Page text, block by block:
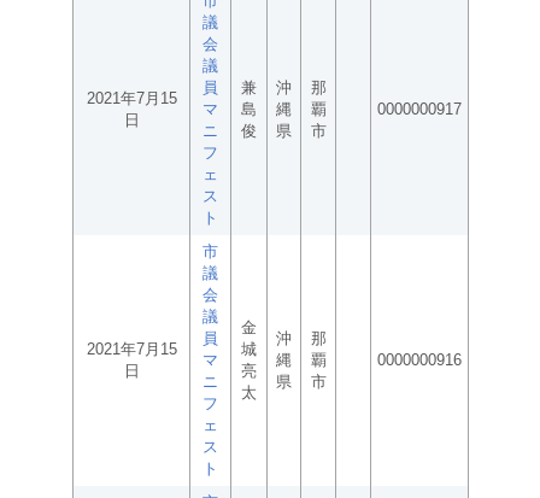
2021年7月15
日
議
会
議
員
マ
ニ
フ
ェ
ス
ト
兼
島
俊
沖
縄
県
那
覇
市
0000000917
2021年7月15
日
市
議
会
議
員
マ
ニ
フ
ェ
ス
ト
金
城
亮
太
沖
縄
県
那
覇
市
0000000916